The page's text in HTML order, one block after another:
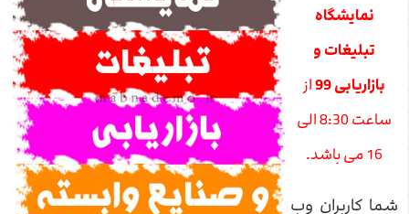
نمایشگاه
تبلیغات و
بازاریابی 99
از
ساعت 8:30 الی
16 می باشد.
شما کاربران وب